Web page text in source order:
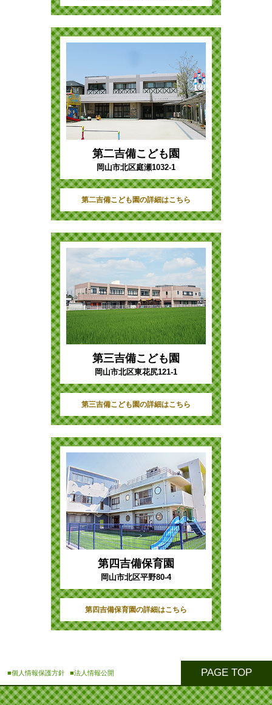
第二吉備こども園
岡山市北区庭瀬1032-1
第二吉備こども園の詳細はこちら
第三吉備こども園
岡山市北区東花尻121-1
第三吉備こども園の詳細はこちら
第四吉備保育園
岡山市北区平野80-4
第四吉備保育園の詳細はこちら
■個人情報保護方針 ■法人情報公開 PAGE TOP